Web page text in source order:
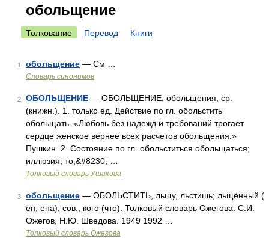
обольщение
Толкование Перевод Книги
1 обольщение — См …
Словарь синонимов
2 ОБОЛЬЩЕНИЕ — ОБОЛЬЩЕНИЕ, обольщения, ср.
(книжн.). 1. только ед. Действие по гл. обольстить
обольщать. «Любовь без надежд и требований трогает
сердце женское вернее всех расчетов обольщения.»
Пушкин. 2. Состояние по гл. обольститься обольщаться;
иллюзия; то,&#8230; …
Толковый словарь Ушакова
3 обольщение — ОБОЛЬСТИТЬ, льщу, льстишь; льщённый (
ён, ена); сов., кого (что). Толковый словарь Ожегова. С.И.
Ожегов, Н.Ю. Шведова. 1949 1992 …
Толковый словарь Ожегова